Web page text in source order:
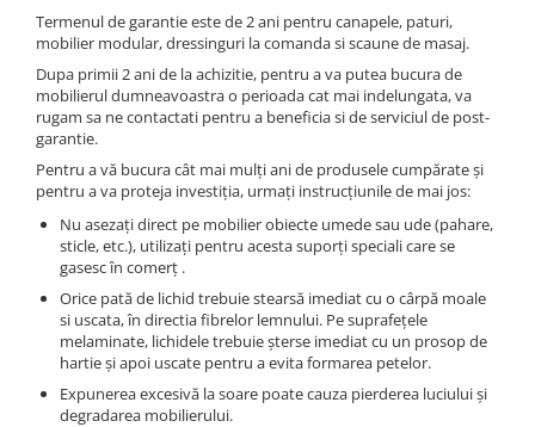
Termenul de garantie este de 2 ani pentru canapele, paturi,
mobilier modular, dressinguri la comanda si scaune de masaj.
Dupa primii 2 ani de la achizitie, pentru a va putea bucura de
mobilierul dumneavoastra o perioada cat mai indelungata, va
rugam sa ne contactati pentru a beneficia si de serviciul de post-
garantie.
Pentru a vă bucura cât mai mulţi ani de produsele cumpărate şi
pentru a va proteja investiţia, urmaţi instrucţiunile de mai jos:
Nu asezaţi direct pe mobilier obiecte umede sau ude (pahare,
sticle, etc.), utilizaţi pentru acesta suporţi speciali care se
gasesc în comerţ .
Orice pată de lichid trebuie stearsă imediat cu o cârpă moale
si uscata, în directia fibrelor lemnului. Pe suprafeţele
melaminate, lichidele trebuie şterse imediat cu un prosop de
hartie şi apoi uscate pentru a evita formarea petelor.
Expunerea excesivă la soare poate cauza pierderea luciului şi
degradarea mobilierului.